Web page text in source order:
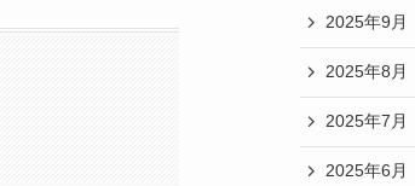
2025年9月
2025年8月
2025年7月
2025年6月